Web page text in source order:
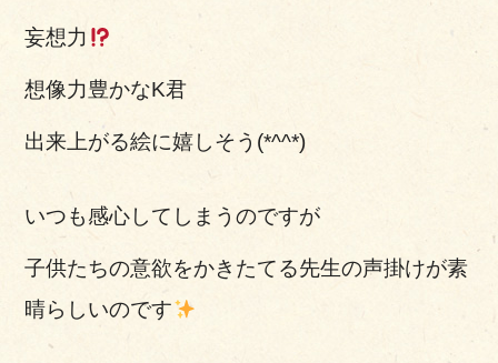
妄想力
想像力豊かなK君
出来上がる絵に嬉しそう(*^^*)
いつも感心してしまうのですが
子供たちの意欲をかきたてる先生の声掛けが素
晴らしいのです